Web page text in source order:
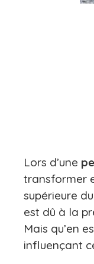
Lors d’une
transformer
supérieure du
est dû à la
Mais qu’en
influençant